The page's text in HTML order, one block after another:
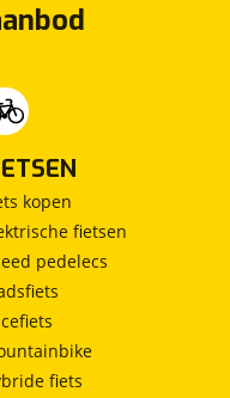
kopen
fietsen
pedelecs
fiets